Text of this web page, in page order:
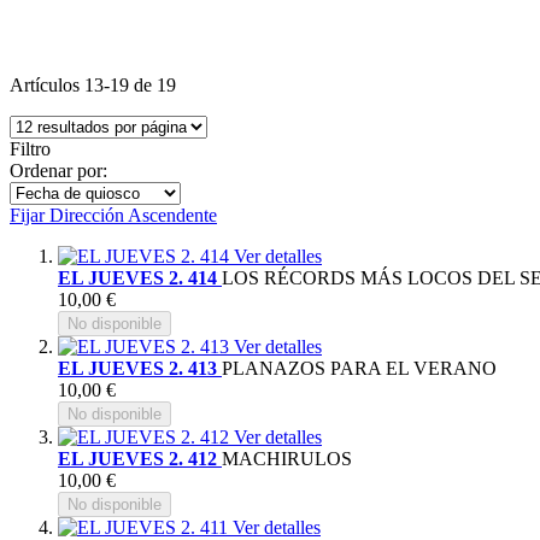
Artículos 13-19 de 19
Filtro
Ordenar por:
Fijar Dirección Ascendente
Ver detalles
EL JUEVES 2. 414 LOS RÉCORDS MÁS LOCOS DEL
10,00 €
No disponible
Ver detalles
EL JUEVES 2. 413 PLANAZOS PARA EL VERANO
10,00 €
No disponible
Ver detalles
EL JUEVES 2. 412 MACHIRULOS
10,00 €
No disponible
Ver detalles